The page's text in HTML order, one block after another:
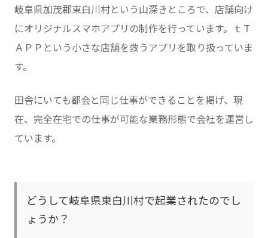
岐阜県加茂郡東白川村という山深きところで、店舗向け
にオリジナルスマホアプリの制作を行っています。ｔＴ
ＡＰＰという小さな店舗を救うアプリを取り扱っていま
す。
田舎にいても都会と同じ仕事ができることを掲げ、現
在、完全在宅での仕事が可能な業務形態で会社を運営し
ています。
どうして岐阜県東白川村で起業されたのでし
ょうか？